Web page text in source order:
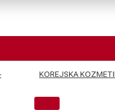
KOREJSKA